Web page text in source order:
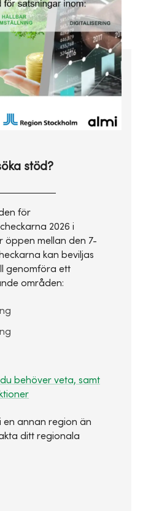
stöd?
för
2026 i
öppen mellan den 7-
kan beviljas
genomföra ett
områden:
behöver veta, samt
en annan region än
ditt regionala